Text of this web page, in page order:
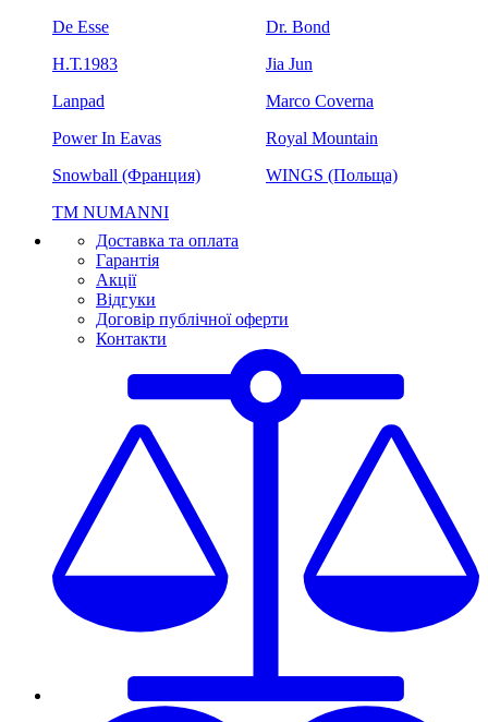
De Esse
Dr. Bond
H.Т.1983
Jia Jun
Lanpad
Marco Coverna
Power In Eavas
Royal Mountain
Snowball (Франция)
WINGS (Польща)
ТМ NUMANNI
Доставка та оплата
Гарантія
Акції
Відгуки
Договір публічної оферти
Контакти